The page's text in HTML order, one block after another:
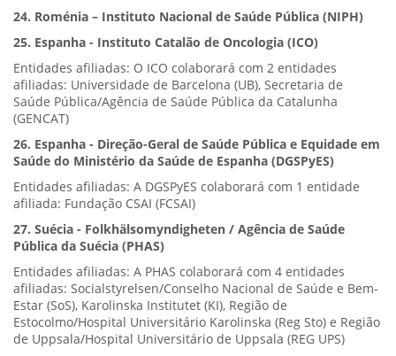
24. Roménia – Instituto Nacional de Saúde Pública (NIPH)
25. Espanha - Instituto Catalão de Oncologia (ICO)
Entidades afiliadas: O ICO colaborará com 2 entidades
afiliadas: Universidade de Barcelona (UB), Secretaria de
Saúde Pública/Agência de Saúde Pública da Catalunha
(GENCAT)
26. Espanha - Direção-Geral de Saúde Pública e Equidade em
Saúde do Ministério da Saúde de Espanha (DGSPyES)
Entidades afiliadas: A DGSPyES colaborará com 1 entidade
afiliada: Fundação CSAI (FCSAI)
27. Suécia - Folkhälsomyndigheten / Agência de Saúde
Pública da Suécia (PHAS)
Entidades afiliadas: A PHAS colaborará com 4 entidades
afiliadas: Socialstyrelsen/Conselho Nacional de Saúde e Bem-
Estar (SoS), Karolinska Institutet (KI), Região de
Estocolmo/Hospital Universitário Karolinska (Reg Sto) e Região
de Uppsala/Hospital Universitário de Uppsala (REG UPS)